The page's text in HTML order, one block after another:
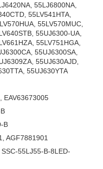
55LJ6800NA,
55LV541HTA,
55LV570MUC,
55UJ6300-UA,
55LV751HGA,
55UJ6300SA,
55UJ630AJD,
55UJ630YTA
EAV63673005
B
AGF7881901
55LJ55-B-8LED-